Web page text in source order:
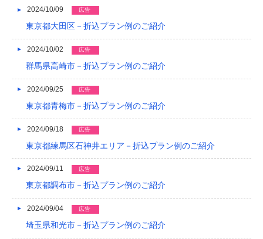
2024/10/09 広告
東京都大田区－折込プラン例のご紹介
2024/10/02 広告
群馬県高崎市－折込プラン例のご紹介
2024/09/25 広告
東京都青梅市－折込プラン例のご紹介
2024/09/18 広告
東京都練馬区石神井エリア－折込プラン例のご紹介
2024/09/11 広告
東京都調布市－折込プラン例のご紹介
2024/09/04 広告
埼玉県和光市－折込プラン例のご紹介